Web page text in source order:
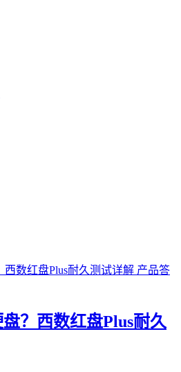
产品答
？西数红盘Plus耐久